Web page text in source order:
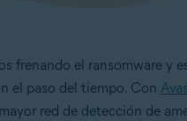
frenando el ransomware y
el paso del tiempo. Con
red de detección de